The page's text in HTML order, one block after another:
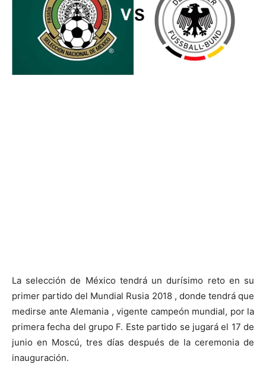
La selección de México tendrá un durísimo reto en su
primer partido del Mundial Rusia 2018 , donde tendrá que
medirse ante Alemania , vigente campeón mundial, por la
primera fecha del grupo F. Este partido se jugará el 17 de
junio en Moscú, tres días después de la ceremonia de
inauguración.